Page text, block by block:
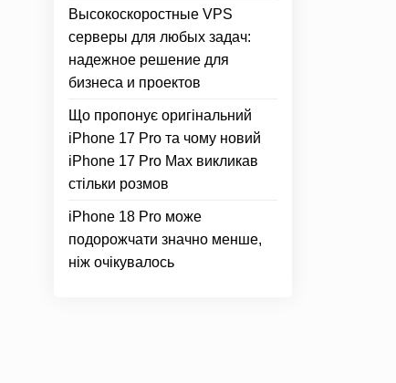
Высокоскоростные VPS
серверы для любых задач:
надежное решение для
бизнеса и проектов
Що пропонує оригінальний
iPhone 17 Pro та чому новий
iPhone 17 Pro Max викликав
стільки розмов
iPhone 18 Pro може
подорожчати значно менше,
ніж очікувалось